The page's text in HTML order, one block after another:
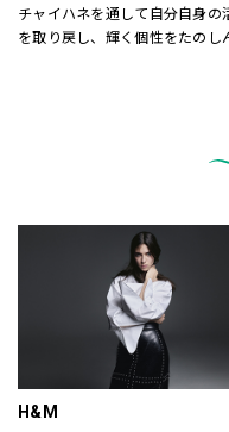
チャイハネを通して自分自身の
を取り戻し、輝く個性をたのし
を取り戻す力になりたいと考え
H&M